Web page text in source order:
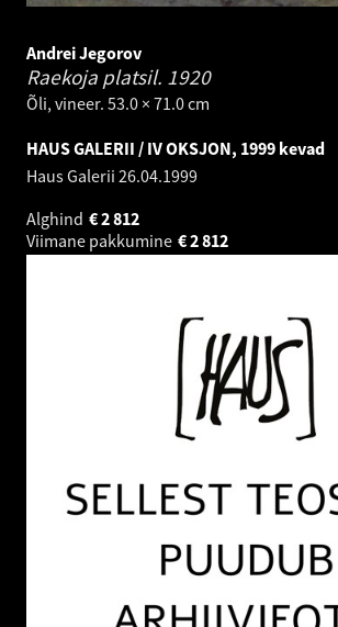
Andrei Jegorov
Raekoja platsil. 1920
Õli, vineer. 53.0 × 71.0 cm
HAUS GALERII / IV OKSJON, 1999 kevad
Haus Galerii 26.04.1999
Alghind
2 812
€
Viimane pakkumine
2 812
€